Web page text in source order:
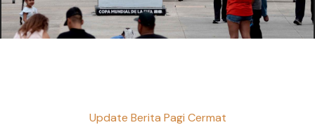
Update Berita Pagi Cermat